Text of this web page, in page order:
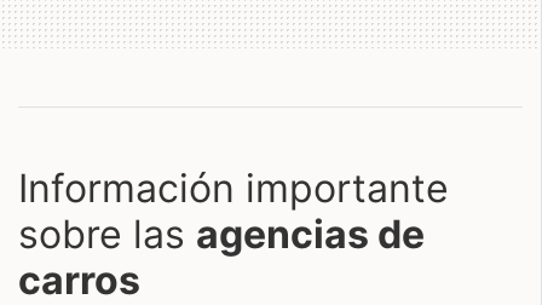
Información importante
sobre las agencias de
carros